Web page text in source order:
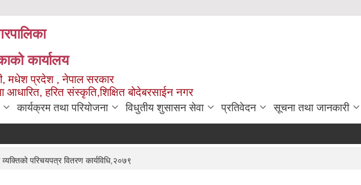
कार्यालय
मधेश प्रदेश , नेपाल सरकार
आधारित, हरित संस्कृति,शिक्षित बोदेबरसाईन नगर
कार्यक्रम तथा परियोजना विधुतीय शुसासन सेवा प्रतिवेदन सूचना तथा जानकारी
परिचयपत्र वितरण कार्यविधि,२०७९